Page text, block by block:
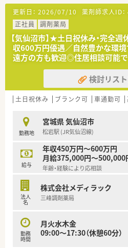
【募集背景と求める人物像につい
■ 2025年2月に開局したばかり
に伴う正社員の募集でございます
■ 未経験者の方も相談可能であ
きたい方を歓迎いたします。
■ 地域医療に貢献したいという
コミュニケーションを大切にで
【こんな方にオススメ】
■ 開局したばかりの綺麗な店舗
タートを切りたい方に最適です。
が充実しているため安心して挑
■ 胃腸科・外科・皮膚科の幅広
してのスキルを高めたい方に推
更新日： 2026/07/10 薬剤師求人ID：
正社員
調剤薬局
【気仙沼市】★土日祝休み・完全
収600万円優遇／自然豊かな環
遠方の方も歓迎◎住居相談可能で
検討リス
土日祝休み ブランク可 車通勤可
勤務地
宮城県 気仙沼市
松岩駅 (JR気仙沼線)
給与
年収450万円～600万円
月給375,000円～500,000
年齢・経験により応相談
法人
名
株式会社メディラック
三峰調剤薬局
勤務
時間
月火水木金
09:00～17:30（休憩60分）